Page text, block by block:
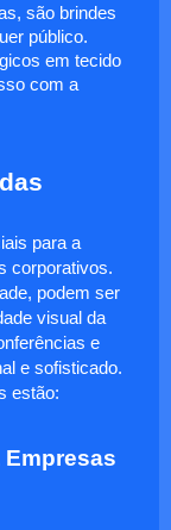
são brindes
público.
em tecido
com a
para a
corporativos.
podem ser
visual da
e
e sofisticado.
estão: